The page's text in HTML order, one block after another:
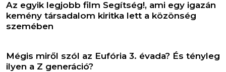
Az egyik legjobb film Segítség!, ami egy igazán
kemény társadalom kiritka lett a közönség
szemében
Mégis miről szól az Eufória 3. évada? És tényleg
ilyen a Z generáció?